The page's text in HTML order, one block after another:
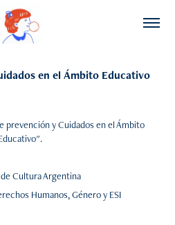
en el Ámbito Educativo
prevención y Cuidados en el Ámbito
Cultura Argentina
Humanos, Género y ESI